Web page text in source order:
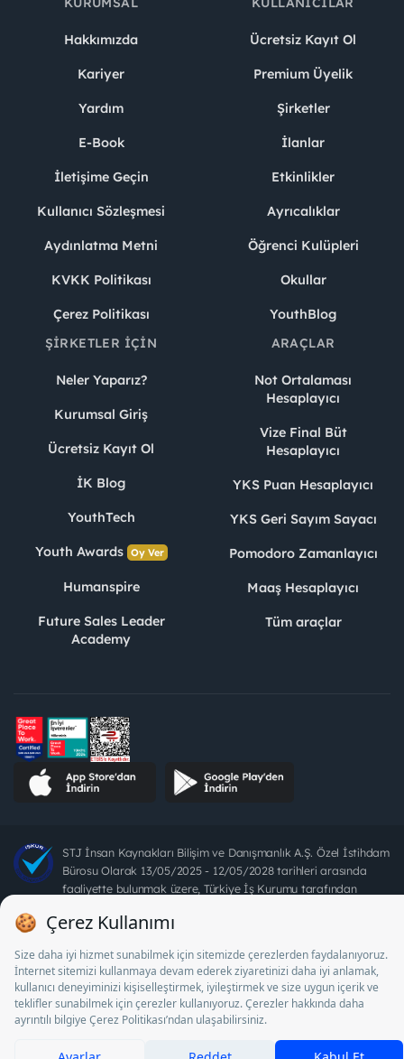
Hakkımızda
Kariyer
Yardım
E-Book
İletişime Geçin
Kullanıcı Sözleşmesi
Aydınlatma Metni
KVKK Politikası
Çerez Politikası
Ücretsiz Kayıt Ol
Premium Üyelik
Şirketler
İlanlar
Etkinlikler
Ayrıcalıklar
Öğrenci Kulüpleri
Okullar
YouthBlog
ŞIRKETLER İÇIN
Neler Yaparız?
Kurumsal Giriş
Ücretsiz Kayıt Ol
İK Blog
YouthTech
Youth Awards Oy Ver
Humanspire
Future Sales Leader
Academy
ARAÇLAR
Not Ortalaması
Hesaplayıcı
Vize Final Büt
Hesaplayıcı
YKS Puan Hesaplayıcı
YKS Geri Sayım Sayacı
Pomodoro Zamanlayıcı
Maaş Hesaplayıcı
Tüm araçlar
STJ İnsan Kaynakları Bilişim ve Danışmanlık A.Ş. Özel İstihdam
Bürosu Olarak 13/05/2025 - 12/05/2028 tarihleri arasında
faaliyette bulunmak üzere, Türkiye İş Kurumu tarafından
belge ile faaliyet göstermektedir. 4904 sayılı kanun uyarınca iş